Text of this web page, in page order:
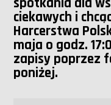
ciekawych i
Harcerstwa
maja o godz.
zapisy poprzez
poniżej.